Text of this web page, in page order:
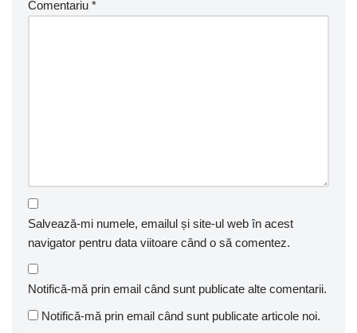
Comentariu *
Salvează-mi numele, emailul și site-ul web în acest
navigator pentru data viitoare când o să comentez.
Notifică-mă prin email când sunt publicate alte comentarii.
Notifică-mă prin email când sunt publicate articole noi.